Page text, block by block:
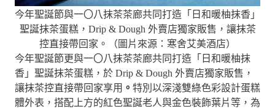
今年聖誕節與一〇八抹茶茶廊共同打造「日和暖柚抹香」
聖誕抹茶蛋糕，Drip & Dough 外賣店獨家販售，讓抹茶
控直接帶回家。（圖片來源：寒舍艾美酒店）
今年聖誕節更與一〇八抹茶茶廊共同打造「日和暖柚抹
香」聖誕抹茶蛋糕，於 Drip & Dough 外賣店獨家販售，
讓抹茶控直接帶回家享用 。 特別以深淺雙綠色彩設計蛋糕
體外表，搭配上方的紅色聖誕老人與金色裝飾葉片等，為